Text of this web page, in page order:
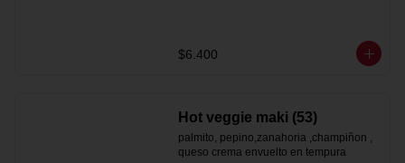
$6.400
Hot veggie maki (53)
palmito, pepino,zanahoria ,champiñon ,
queso crema envuelto en tempura